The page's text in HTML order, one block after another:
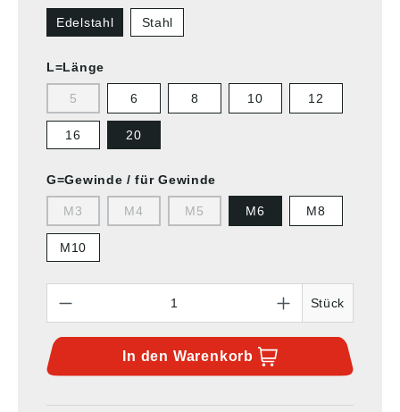
Edelstahl Stahl
L=Länge
5 6 8 10 12
16 20
G=Gewinde / für Gewinde
M3 M4 M5 M6 M8
M10
Stück
In den Warenkorb